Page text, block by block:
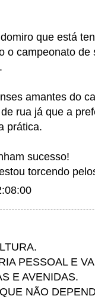
que está
o campeonato
amantes do
rua já que a
prática.
sucesso!
torcendo
PESSOAL E
E AVENIDAS.
NÃO